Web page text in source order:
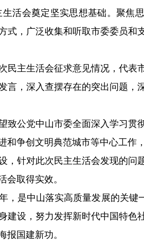
活会奠定坚实思想基础。聚焦
，广泛收集和听取市委委员和
主生活会征求意见情况，代表
，深入查摆存在的突出问题，
公党中山市委全面深入学习贯
争创文明典范城市等中心工作
针对此次民主生活会发现的问
会取得实效。
，是中山落实高质量发展的关键
设，努力发挥新时代中国特色
报国建新功。